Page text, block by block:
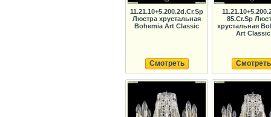
11.21.10+5.200.2d.Cr.Sp
Люстра хрустальная
Bohemia Art Classic
Смотреть
85.Cr.Sp
хрустальная
Art Classic
Смотреть